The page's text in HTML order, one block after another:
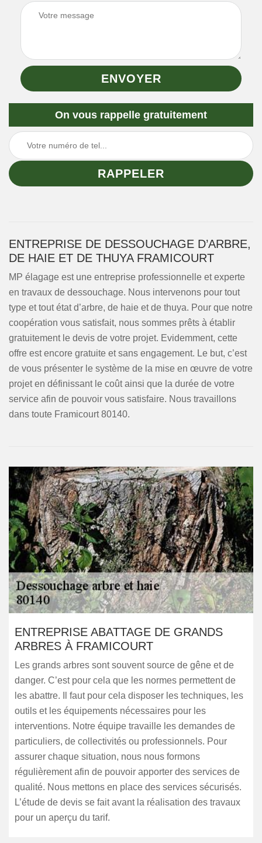
On vous rappelle gratuitement
ENTREPRISE DE DESSOUCHAGE D’ARBRE,
DE HAIE ET DE THUYA FRAMICOURT
MP élagage est une entreprise professionnelle et experte
en travaux de dessouchage. Nous intervenons pour tout
type et tout état d’arbre, de haie et de thuya. Pour que notre
coopération vous satisfait, nous sommes prêts à établir
gratuitement le devis de votre projet. Evidemment, cette
offre est encore gratuite et sans engagement. Le but, c’est
de vous présenter le système de la mise en œuvre de votre
projet en définissant le coût ainsi que la durée de votre
service afin de pouvoir vous satisfaire. Nous travaillons
dans toute Framicourt 80140.
ENTREPRISE ABATTAGE DE GRANDS
ARBRES À FRAMICOURT
Les grands arbres sont souvent source de gêne et de
danger. C’est pour cela que les normes permettent de
les abattre. Il faut pour cela disposer les techniques, les
outils et les équipements nécessaires pour les
interventions. Notre équipe travaille les demandes de
particuliers, de collectivités ou professionnels. Pour
assurer chaque situation, nous nous formons
régulièrement afin de pouvoir apporter des services de
qualité. Nous mettons en place des services sécurisés.
L’étude de devis se fait avant la réalisation des travaux
pour un aperçu du tarif.